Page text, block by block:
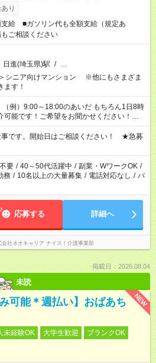
り
支給 ■ガソリン代も全額支給（規定あ
ご相談ください
日進(埼玉県)駅 / …
シニア向けマンション ※他にもさまざま
ます！
例）9:00～18:00のあいだ もちろん1日8時
可能です！ご希望をお聞かせください！★家
必要な場合も遠慮なくご相談ください。 ※
勤務が必要です
事です。開始日はご相談ください！ ★急募
要 / 40～50代活躍中 / 副業・WワークOK /
務 / 10名以上の大量募集 / 電話対応なし / パ
応募する 詳細へ
会社ネオキャリア ナイス！介護事業部
掲載日：2026.08.04
未読
NEW
可能＊週払い】おばあち
未経験OK 大学生歓迎
ブランクOK